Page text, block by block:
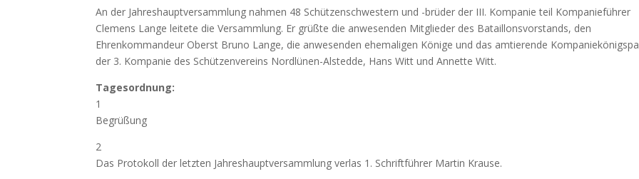
An der Jahreshauptversammlung nahmen 48 Schützenschwestern und -brüder der III. Kompanie teil Kompanieführer
Clemens Lange leitete die Versammlung. Er grüßte die anwesenden Mitglieder des Bataillonsvorstands, den
Ehrenkommandeur Oberst Bruno Lange, die anwesenden ehemaligen Könige und das amtierende
der 3. Kompanie des Schützenvereins Nordlünen-Alstedde, Hans Witt und Annette Witt.
Tagesordnung:
1
Begrüßung
2
Das Protokoll der letzten Jahreshauptversammlung verlas 1. Schriftführer Martin Krause.